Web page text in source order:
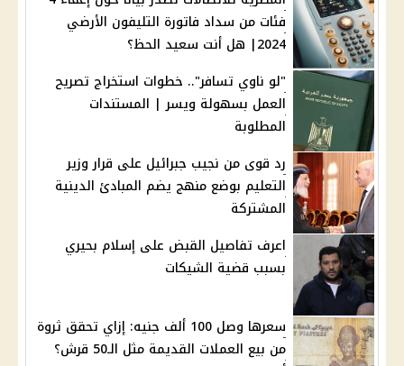
فئات من سداد فاتورة التليفون الأرضي
2024| هل أنت سعيد الحظ؟
"لو ناوي تسافر".. خطوات استخراج تصريح
العمل بسهولة ويسر | المستندات
المطلوبة
رد قوى من نجيب جبرائيل على قرار وزير
التعليم بوضع منهج يضم المبادئ الدينية
المشتركة
اعرف تفاصيل القبض على إسلام بحيري
بسبب قضية الشيكات
سعرها وصل 100 ألف جنيه: إزاي تحقق ثروة
من بيع العملات القديمة مثل الـ50 قرش؟